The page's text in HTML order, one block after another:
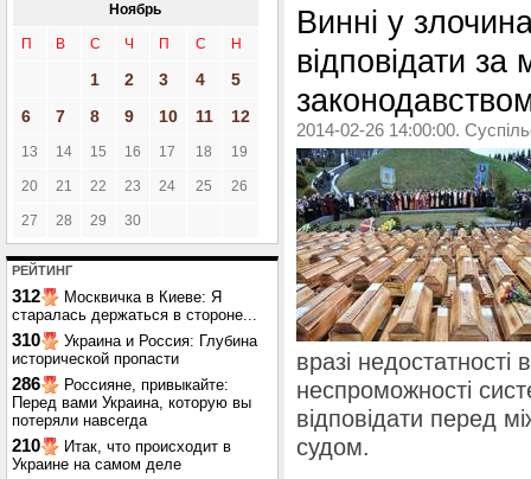
Ноябрь
П В С Ч П С Н
1 2 3 4
5
6
7 8 9 10 11 12
13 14 15 16 17 18 19
20 21 22 23 24 25 26
27 28 29 30
РЕЙТИНГ
312
Москвичка в Киеве: Я
старалась держаться в стороне...
310
Украина и Россия: Глубина
исторической пропасти
286
Россияне, привыкайте:
Перед вами Украина, которую вы
потеряли навсегда
210
Итак, что происходит в
Украине на самом деле
Винні у
відповідати
2014-02-26 14:00:00.
вразі недостатності
неспроможності
відповідати перед
судом.